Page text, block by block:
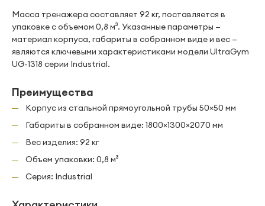
Масса тренажера составляет 92 кг, поставляется в
упаковке с объемом 0,8 м³. Указанные параметры —
материал корпуса, габариты в собранном виде и вес —
являются ключевыми характеристиками модели UltraGym
UG-1318 серии Industrial.
Преимущества
Корпус из стальной прямоугольной трубы 50×50 мм
Габариты в собранном виде: 1800×1300×2070 мм
Вес изделия: 92 кг
Объем упаковки: 0,8 м³
Серия: Industrial